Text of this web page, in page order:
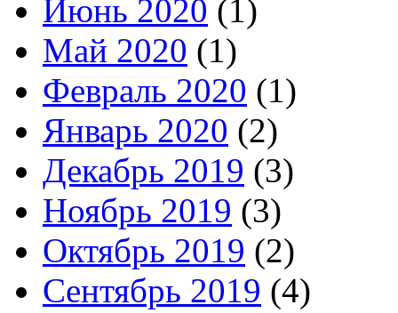
Июнь 2020 (1)
Май 2020 (1)
Февраль 2020 (1)
Январь 2020 (2)
Декабрь 2019 (3)
Ноябрь 2019 (3)
Октябрь 2019 (2)
Сентябрь 2019 (4)